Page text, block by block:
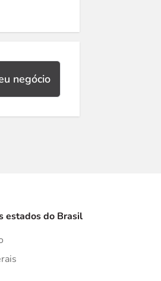
negócio
estados do Brasil